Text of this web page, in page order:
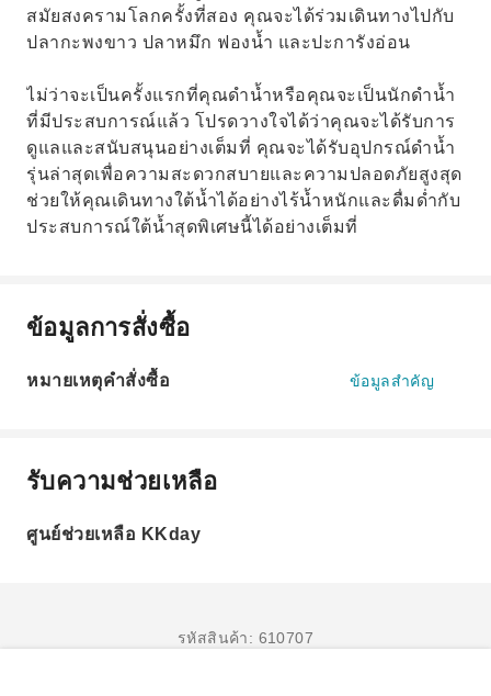
สมัยสงครามโลกครั้งที่สอง คุณจะได้ร่วมเดินทางไปกับ
ปลากะพงขาว ปลาหมึก ฟองน้ำ และปะการังอ่อน
ไม่ว่าจะเป็นครั้งแรกที่คุณดำน้ำหรือคุณจะเป็นนักดำน้ำ
ที่มีประสบการณ์แล้ว โปรดวางใจได้ว่าคุณจะได้รับการ
ดูแลและสนับสนุนอย่างเต็มที่ คุณจะได้รับอุปกรณ์ดำน้ำ
รุ่นล่าสุดเพื่อความสะดวกสบายและความปลอดภัยสูงสุด
ช่วยให้คุณเดินทางใต้น้ำได้อย่างไร้น้ำหนักและดื่มด่ำกับ
ประสบการณ์ใต้น้ำสุดพิเศษนี้ได้อย่างเต็มที่
ข้อมูลการสั่งซื้อ
หมายเหตุคำสั่งซื้อ ข้อมูลสำคัญ
รับความช่วยเหลือ
ศูนย์ช่วยเหลือ KKday
รหัสสินค้า: 610707